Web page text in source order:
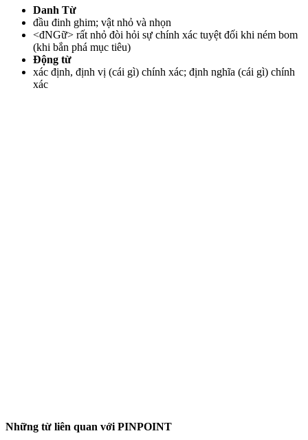
Danh Từ
đầu đinh ghim; vật nhỏ và nhọn
<đNGữ> rất nhỏ đòi hỏi sự chính xác tuyệt đối khi ném bom
(khi bắn phá mục tiêu)
Động từ
xác định, định vị (cái gì) chính xác; định nghĩa (cái gì) chính
xác
Những từ liên quan với PINPOINT